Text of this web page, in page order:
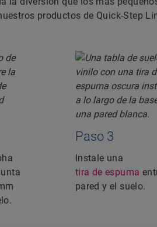
productos de Quick-Step
Paso 3
Instale una
tira de espuma
pared y el suelo.